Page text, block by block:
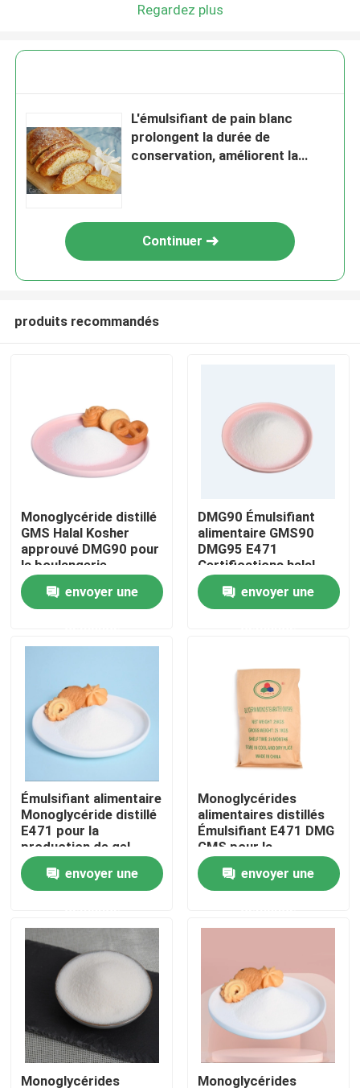
Vidéos
À propos de nous
Visite d'usine
Contrôle de qualité
Contactez-nous
Nouvelles
Demandez une citation
Regardez plus
L'émulsifiant de pain blanc
prolongent la durée de
conservation, améliorent la
Continuer
produits recommandés
Monoglycéride distillé
GMS Halal Kosher
approuvé DMG90 pour
la boulangerie
envoyer une
DMG90 Émulsifiant
alimentaire GMS90
DMG95 E471
Certifications halal
casher
envoyer une
Émulsifiant alimentaire
Monoglycéride distillé
E471 pour la
production de gel
pour gâteaux
envoyer une
Monoglycérides
alimentaires distillés
Émulsifiant E471 DMG
GMS pour la
production de DATEM
envoyer une
Monoglycérides Monoglycérides